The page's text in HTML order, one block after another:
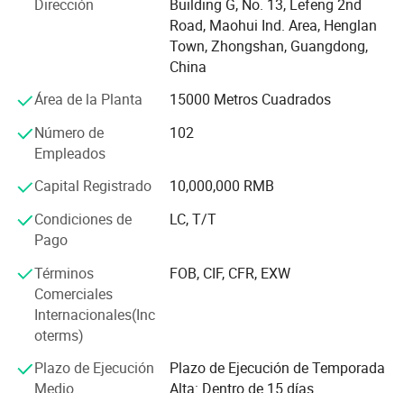
sistema de control de calidad para proporcionarle
productos y servicios de alta calidad
, prestamos mucha atención a nuestros productos, desde
el diseño hasta los productos acabados. Tenemos nuestro
completos incluyendo herramientas, fundición a presión,
CNC y talleres de montaje. OEM&ODM son aceptables.
Para servir mejor a nuestros clientes, los comentarios de
los clientes son tan importantes para que mejoremos
nuestros productos, de modo que reflejemos rápidamente
con los efectos conjuntos de todo el personal, nuestros
productos son populares en Europa, Sudamérica, África,
Oriente Medio, el mercado del Sudeste Asiático.
Allway Lighting se dedicará a explorar nuevos valores de
Dirección
Building G, No. 13, Lefeng 2nd
Road, Maohui Ind. Area, Henglan
Town, Zhongshan, Guangdong,
China
Área de la Planta
15000 Metros Cuadrados
Número de
Empleados
102
Capital Registrado
10,000,000 RMB
Condiciones de
Pago
LC, T/T
Términos
Comerciales
Internacionales(Inc
oterms)
FOB, CIF, CFR, EXW
Plazo de Ejecución
Medio
Plazo de Ejecución de Temporada
Alta: Dentro de 15 días